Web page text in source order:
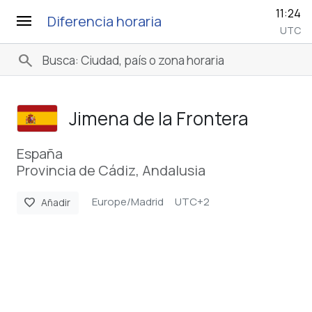
menu Diferencia horaria 11:24
UTC
search
Jimena de la Frontera
España
Provincia de Cádiz, Andalusia
favorite Añadir Europe/Madrid UTC+2